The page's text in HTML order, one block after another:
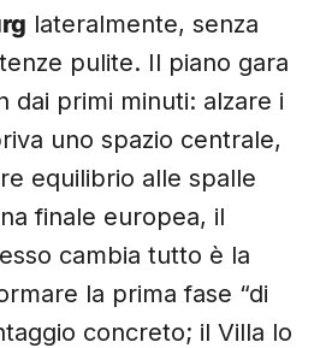
lateralmente, senza
pulite. Il piano gara
dai primi minuti: alzare i
uno spazio centrale,
equilibrio alle spalle
finale europea, il
cambia tutto è la
la prima fase “di
concreto; il Villa lo